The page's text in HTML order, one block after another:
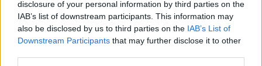
disclosure of your personal information by third parties on the
IAB’s list of downstream participants. This information may
also be disclosed by us to third parties on the IAB’s List of
Downstream Participants that may further disclose it to other
υπέρ της ειρήνης και της ευημερίας στην
Ανατολική Μεσόγειο.
Στην ανακοίνωση διατυπώνονται οι κοινές θέσεις